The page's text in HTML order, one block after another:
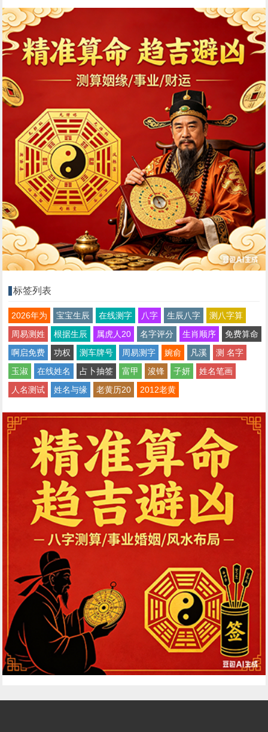
标签列表
2026年为 宝宝生辰 在线测字 八字 生辰八字
测八字算
周易测姓
根据生辰 属虎人20 名字评分 生肖顺序
免费算命
啊启免费
功权 测车牌号 周易测字 婉俞 凡溪
测 名字
玉淑
在线姓名 占卜抽签 富甲 浚锋 子妍
姓名笔画
人名测试
姓名与缘 老黄历20 2012老黄